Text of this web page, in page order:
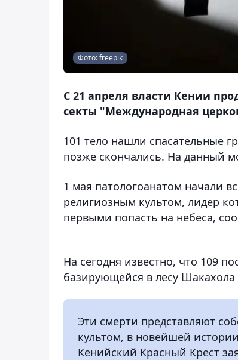
Фото: freepik
С 21 апреля власти Кении
секты "Международная
101 тело нашли спасательные
позже скончались. На данный
1 мая патологоанатом начали
религиозным культом, лидер
первыми попасть на небеса,
На сегодня известно, что 109
базирующейся в лесу
Эти смерти представляют
культом, в новейшей
Кенийский Красный Крест